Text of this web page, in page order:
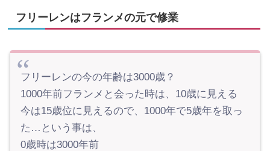
フリーレンはフランメの元で修業
フリーレンの今の年齢は3000歳？
1000年前フランメと会った時は、10歳に見える
今は15歳位に見えるので、1000年で5歳年を取っ
た…という事は、
0歳時は3000年前